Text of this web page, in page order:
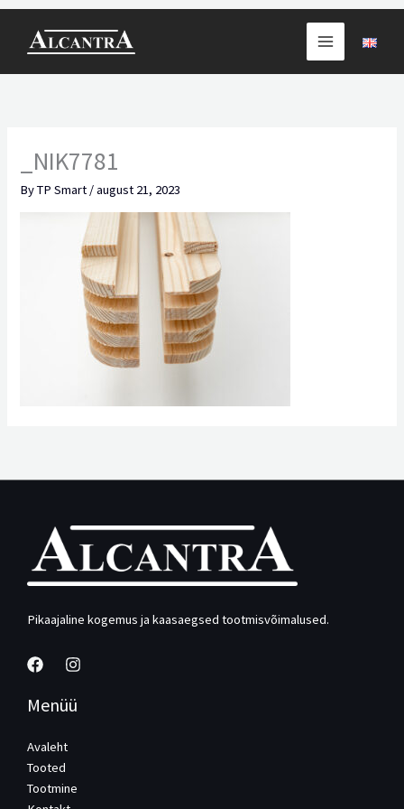
content
_NIK7781
ByTP Smart /august 21, 2023
Pikaajaline kogemus ja kaasaegsed tootmisvõimalused.
Menüü
Avaleht
Tooted
Tootmine